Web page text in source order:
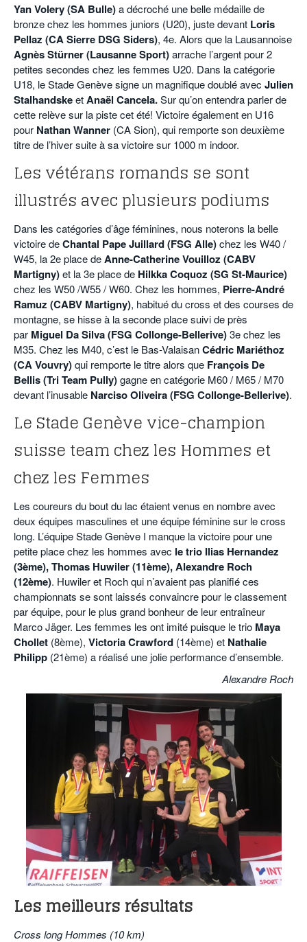
Yan Volery (SA Bulle)a décroché une belle médaille de
bronze chez les hommes juniors (U20), juste devant Loris
Pellaz (CA Sierre DSG Siders), 4e. Alors que la Lausannoise
Agnès Stürner (Lausanne Sport)arrache l’argent pour 2
petites secondes chez les femmes U20. Dans la catégorie
U18, le Stade Genève signe un magnifique doublé avec Julien
StalhandskeetAnaël Cancela.Sur qu’on entendra parler de
cette relève sur la piste cet été! Victoire également en U16
pour Nathan Wanner (CA Sion), qui remporte son deuxième
titre de l’hiver suite à sa victoire sur 1000 m indoor.
Les vétérans romands se sont
illustrés avec plusieurs podiums
Dans les catégories d’âge féminines, nous noterons la belle
victoire deChantal Pape Juillard (FSG Alle)chez les W40 /
W45, la 2e place deAnne-Catherine Vouilloz (CABV
Martigny)et la 3e place de Hilkka Coquoz (SG St-Maurice)
chez les W50 /W55 / W60. Chez les hommes, Pierre-André
Ramuz (CABV Martigny), habitué du cross et des courses de
montagne, se hisse à la seconde place suivi de près
par Miguel Da Silva (FSG Collonge-Bellerive)3e chez les
M35. Chez les M40, c’est le Bas-ValaisanCédric Mariéthoz
(CA Vouvry)qui remporte le titre alors que François De
Bellis (Tri Team Pully)gagne en catégorie M60 / M65 / M70
devant l’inusable Narciso Oliveira (FSG Collonge-Bellerive).
Le Stade Genève vice-champion
suisse team chez les Hommes et
chez les Femmes
Les coureurs du bout du lac étaient venus en nombre avec
deux équipes masculines et une équipe féminine sur le cross
long. L’équipe Stade Genève I manque la victoire pour une
petite place chez les hommes avec le trio Ilias Hernandez
(3ème), Thomas Huwiler (11ème), Alexandre Roch
(12ème). Huwiler et Roch qui n’avaient pas planifié ces
championnats se sont laissés convaincre pour le classement
par équipe, pour le plus grand bonheur de leur entraîneur
Marco Jäger. Les femmes les ont imité puisque le trio Maya
Chollet (8ème), Victoria Crawford (14ème) et Nathalie
Philipp (21ème) a réalisé une jolie performance d’ensemble.
Alexandre Roch
Les meilleurs résultats
Cross long Hommes (10 km)